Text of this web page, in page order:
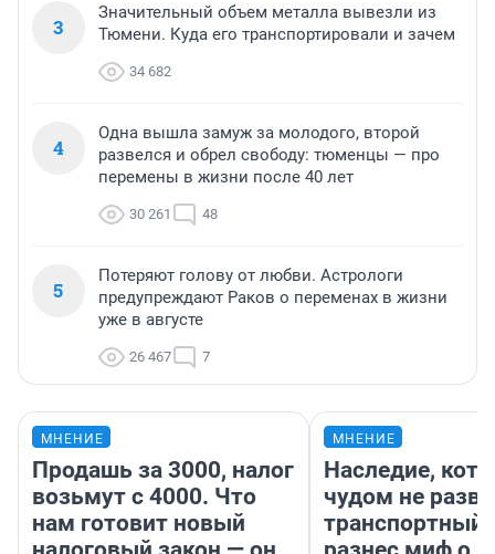
3
Значительный объем металла вывезли из
Тюмени. Куда его транспортировали и зачем
34 682
4
Одна вышла замуж за молодого, второй
развелся и обрел свободу: тюменцы — про
перемены в жизни после 40 лет
30 261 48
5
Потеряют голову от любви. Астрологи
предупреждают Раков о переменах в жизни
уже в августе
26 467 7
МНЕНИЕ
Продашь за 3000, налог
возьмут с 4000. Что
нам готовит новый
МНЕНИЕ
Наследие,
чудом не
транспортный